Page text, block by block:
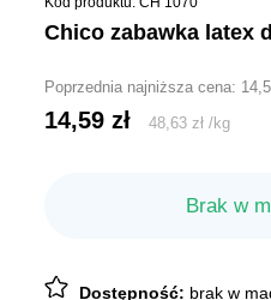
chico zabawka latex
Poprzednia najniższa cena:
14,59zł 48,63zł /kg
Brak w
Dostępność: brak w